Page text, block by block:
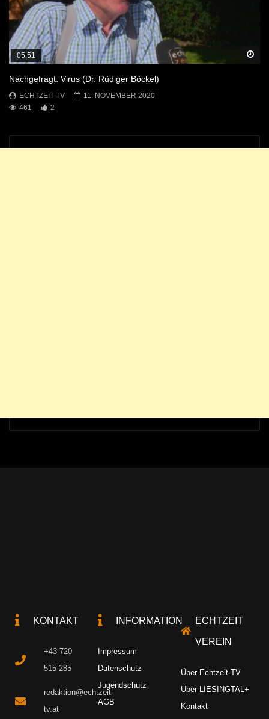
05:51
Nachgefragt: Virus (Dr. Rüdiger Böckel)
ECHTZEIT-TV
11. NOVEMBER 2020
461
2
KONTAKT
+43 720
515 285
redaktion@echtzeit-
tv.at
INFORMATION
Impressum
Datenschutz
Jugendschutz
AGB
ECHTZEIT
VEREIN
Über Echtzeit-TV
Über LIESINGTAL+
Kontakt